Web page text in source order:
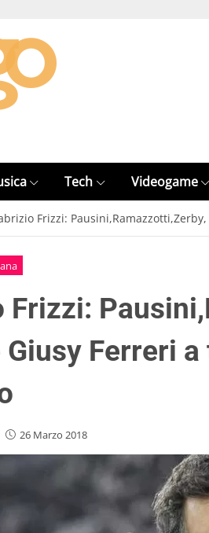
Tech Videogame
Frizzi:
Frizzi:
Giusy Ferreri
26 Marzo 2018